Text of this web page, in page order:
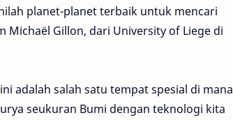
planet-planet terbaik untuk mencari
Michaël Gillon, dari University of Liege di
adalah salah satu tempat spesial di mana
seukuran Bumi dengan teknologi kita